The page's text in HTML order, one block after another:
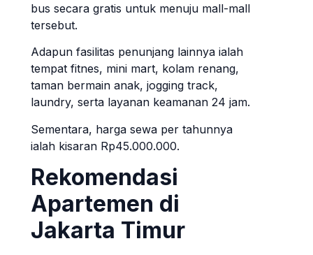
bus secara gratis untuk menuju mall-mall
tersebut.
Adapun fasilitas penunjang lainnya ialah
tempat fitnes, mini mart, kolam renang,
taman bermain anak, jogging track,
laundry, serta layanan keamanan 24 jam.
Sementara, harga sewa per tahunnya
ialah kisaran Rp45.000.000.
Rekomendasi
Apartemen di
Jakarta Timur